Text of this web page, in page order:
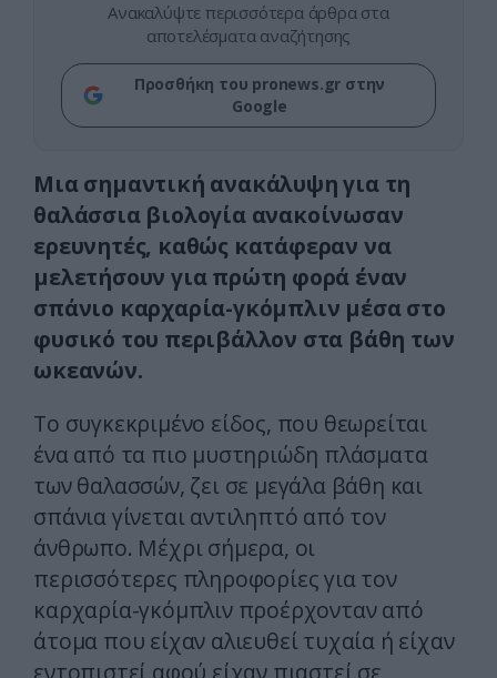
Ανακαλύψτε περισσότερα άρθρα στα
αποτελέσματα αναζήτησης
Προσθήκη του pronews.gr στην
Google
Μια σημαντική ανακάλυψη για τη
θαλάσσια βιολογία ανακοίνωσαν
ερευνητές, καθώς κατάφεραν να
μελετήσουν για πρώτη φορά έναν
σπάνιο καρχαρία-γκόμπλιν μέσα στο
φυσικό του περιβάλλον στα βάθη των
ωκεανών.
Το συγκεκριμένο είδος, που θεωρείται
ένα από τα πιο μυστηριώδη πλάσματα
των θαλασσών, ζει σε μεγάλα βάθη και
σπάνια γίνεται αντιληπτό από τον
άνθρωπο. Μέχρι σήμερα, οι
περισσότερες πληροφορίες για τον
καρχαρία-γκόμπλιν προέρχονταν από
άτομα που είχαν αλιευθεί τυχαία ή είχαν
εντοπιστεί αφού είχαν πιαστεί σε